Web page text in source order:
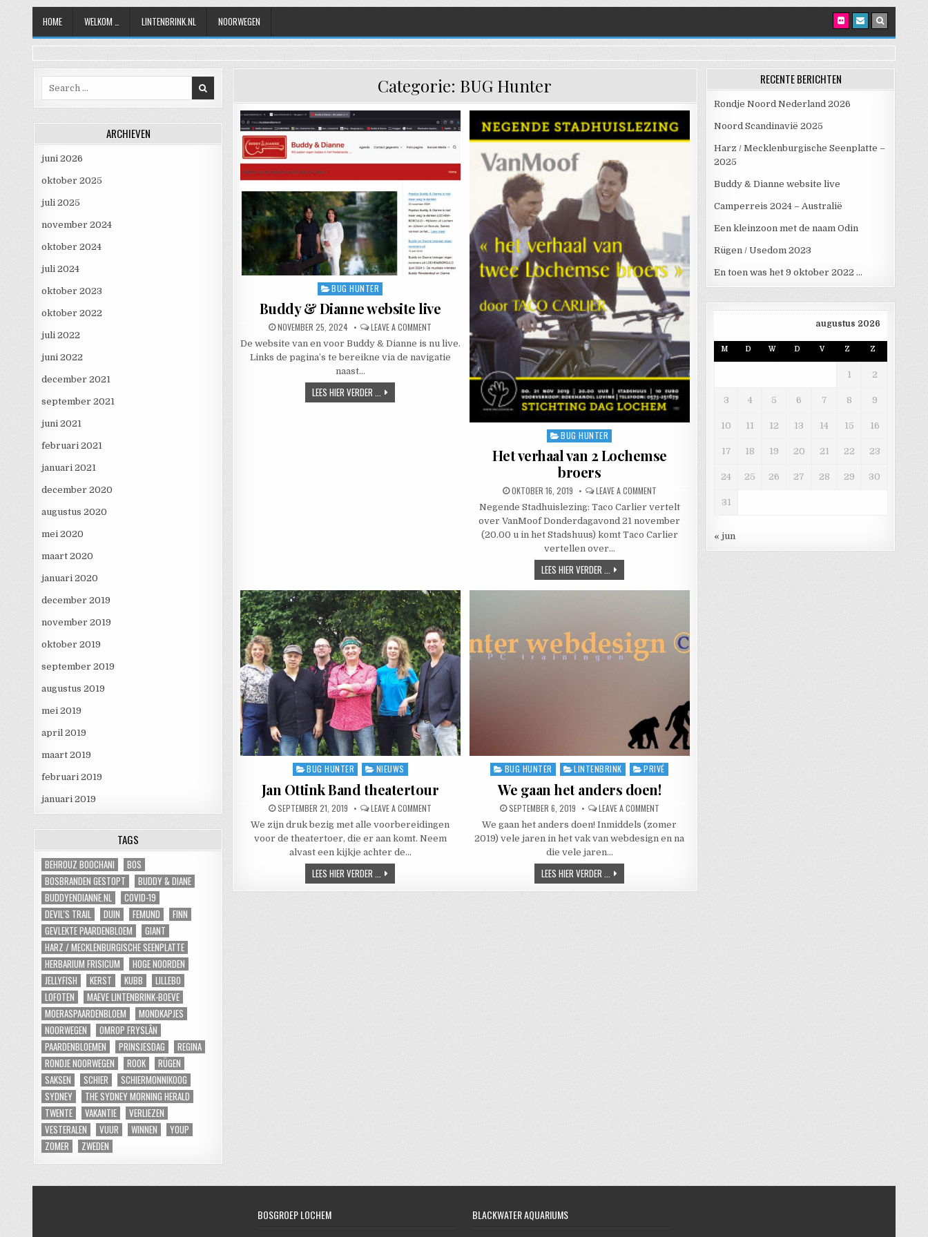
HOME WELKOM … LINTENBRINK.NL NOORWEGEN
Categorie: BUG Hunter
Posted in
BUG HUNTER
Buddy & Dianne website live
PUBLISHED DATE:
NOVEMBER 25, 2024 LEAVE A COMMENT ON BUDDY & DIANNE WEBSITE LIVE
De website van en voor Buddy & Dianne is nu live.
Links de pagina’s te bereikne via de navigatie
naast…
LEES HIER VERDER ... BUDDY & DIANNE WEBSITE LIVE
Posted in
BUG HUNTER
Het verhaal van 2 Lochemse
broers
PUBLISHED DATE:
OKTOBER 16, 2019 LEAVE A COMMENTON HET VERHAAL VAN 2 LOCHEMSE BROERS
Negende Stadhuislezing: Taco Carlier vertelt
over VanMoof Donderdagavond 21 november
(20.00 u in het Stadshuus) komt Taco Carlier
vertellen over…
LEES HIER VERDER ... HET VERHAAL VAN 2 LOCHEMSE BROERS
Posted in
BUG HUNTER NIEUWS
Jan Ottink Band theatertour
PUBLISHED DATE:
SEPTEMBER 21, 2019 LEAVE A COMMENT ON JAN OTTINK BAND THEATERTOUR
We zijn druk bezig met alle voorbereidingen
voor de theatertoer, die er aan komt. Neem
alvast een kijkje achter de…
LEES HIER VERDER ... JAN OTTINK BAND THEATERTOUR
Posted in
BUG HUNTER LINTENBRINK PRIVÉ
We gaan het anders doen!
PUBLISHED DATE:
SEPTEMBER 6, 2019 LEAVE A COMMENTON WE GAAN HET ANDERS DOEN!
We gaan het anders doen! Inmiddels (zomer
2019) vele jaren in het vak van webdesign en na
die vele jaren…
LEES HIER VERDER ... WE GAAN HET ANDERS DOEN!
Search for:
ARCHIEVEN
juni 2026
oktober 2025
juli 2025
november 2024
oktober 2024
juli 2024
oktober 2023
oktober 2022
juli 2022
juni 2022
december 2021
september 2021
juni 2021
februari 2021
januari 2021
december 2020
augustus 2020
mei 2020
maart 2020
januari 2020
december 2019
november 2019
oktober 2019
september 2019
augustus 2019
mei 2019
april 2019
maart 2019
februari 2019
januari 2019
TAGS
BEHROUZ BOOCHANI
BOS
BOSBRANDEN GESTOPT
BUDDY & DIANE
BUDDYENDIANNE.NL
COVID-19
DEVIL'S TRAIL
DUIN FEMUND
FINN
GEVLEKTE PAARDENBLOEM
GIANT
HARZ / MECKLENBURGISCHE SEENPLATTE
HERBARIUM FRISICUM
HOGE NOORDEN
JELLYFISH
KERST KUBB
LILLEBO
LOFOTEN
MAEVE LINTENBRINK-BOEVE
MOERASPAARDENBLOEM
MONDKAPJES
NOORWEGEN
OMROP FRYSLÂN
PAARDENBLOEMEN
PRINSJESDAG
REGINA
RONDJE NOORWEGEN
ROOK
RÜGEN
SAKSEN
SCHIER
SCHIERMONNIKOOG
SYDNEY
THE SYDNEY MORNING HERALD
TWENTE
VAKANTIE
VERLIEZEN
VESTERALEN
VUUR WINNEN
YOUP
ZOMER
ZWEDEN
RECENTE BERICHTEN
Rondje Noord Nederland 2026
Noord Scandinavië 2025
Harz / Mecklenburgische Seenplatte –
2025
Buddy & Dianne website live
Camperreis 2024 – Australië
Een kleinzoon met de naam Odin
Rügen / Usedom 2023
En toen was het 9 oktober 2022 …
augustus 2026
M D W D V Z Z
1 2
3 4 5 6 7 8 9
10 11 12 13 14 15 16
17 18 19 20 21 22 23
24 25 26 27 28 29 30
31
« jun
BOSGROEP LOCHEM BLACKWATER AQUARIUMS